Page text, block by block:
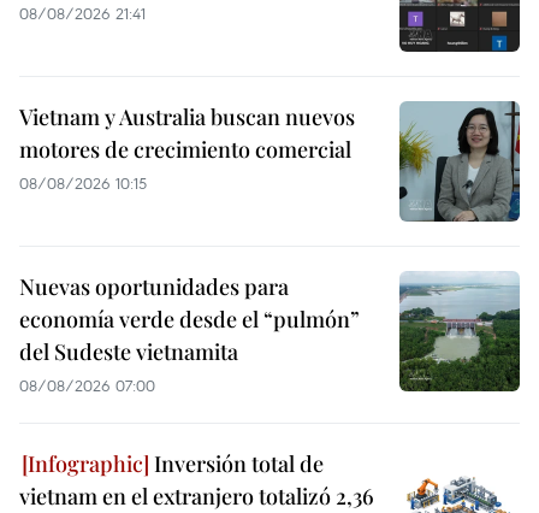
08/08/2026 21:41
Vietnam y Australia buscan nuevos
motores de crecimiento comercial
08/08/2026 10:15
Nuevas oportunidades para
economía verde desde el “pulmón”
del Sudeste vietnamita
08/08/2026 07:00
Inversión total de
vietnam en el extranjero totalizó 2,36